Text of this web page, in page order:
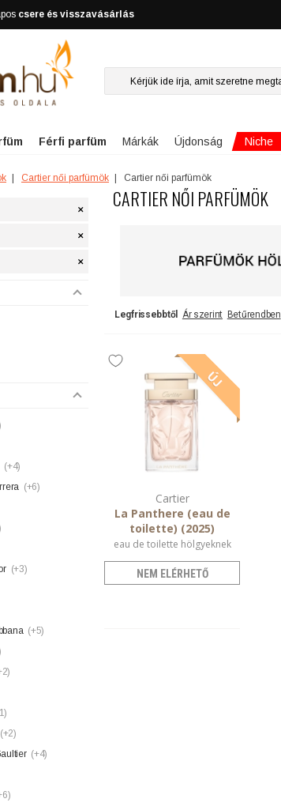
csere és visszavásárlás
Férfi parfüm Márkák Újdonság Niche
Cartier női parfümök Cartier női parfümök
×
×
×
(+4)
(+6)
(+3)
(+5)
(+2)
(+4)
CARTIER NŐI PARFÜMÖK
Legfrissebbtől Ár szerint Betűrendben
Cartier
La Panthere (eau de
toilette) (2025)
eau de toilette hölgyeknek
NEM ELÉRHETŐ